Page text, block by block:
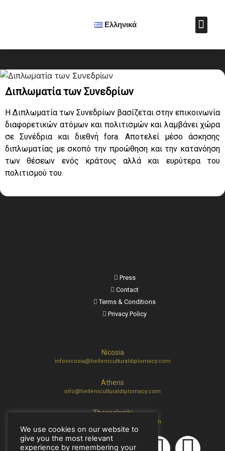
Ελληνικά
Διπλωματία των Συνεδρίων
Η Διπλωματία των Συνεδρίων βασίζεται στην επικοινωνία
διαφορετικών ατόμων και πολιτισμών και λαμβάνει χώρα
σε Συνέδρια και διεθνή fora. Αποτελεί μέσο άσκησης
διπλωματίας με σκοπό την προώθηση και την κατανόηση
των θέσεων ενός κράτους αλλά και ευρύτερα του
πολιτισμού του.
Press
Contact
Terms & Conditions
Privacy Policy
Nicosia
infonicosia@helleniculturaldiplomacy.com
Athens
info@helleniculturaldiplomacy.com
Thessaloniki
thes@helleniculturaldiplomacy.com
We use cookies on our website to
give you the most relevant
experience by remembering your